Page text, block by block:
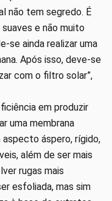
não tem segredo. É
e não muito
se ainda realizar uma
Após isso, deve-se
com o filtro solar”,
em produzir
uma membrana
aspecto áspero, rígido,
além de ser mais
rugas mais
esfoliada, mas sim